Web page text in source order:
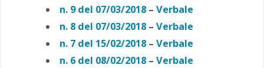
n. 9 del 07/03/2018 –Verbale
n. 8 del 07/03/2018 –Verbale
n. 7 del 15/02/2018 –Verbale
n. 6 del 08/02/2018 –Verbale